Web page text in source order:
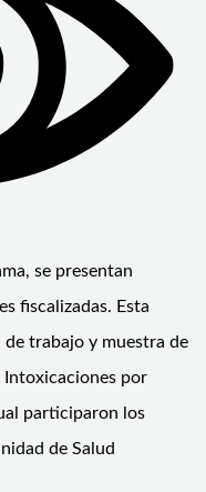
se presentan
fiscalizadas. Esta
de trabajo y muestra de
Intoxicaciones por
participaron los
de Salud